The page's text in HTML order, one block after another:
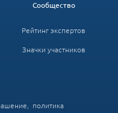
Сообщество
Рейтинг экспертов
Значки участников
, политика